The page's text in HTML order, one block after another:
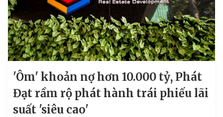
'Ôm' khoản nợ hơn 10.000 tỷ, Phát
Đạt rầm rộ phát hành trái phiếu lãi
suất 'siêu cao'